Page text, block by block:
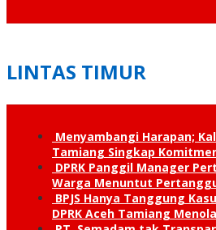
LINTAS TIMUR
Menyambangi Harapan;
Tamiang Singkap
DPRK Panggil Manager
Warga Menuntut
BPJS Hanya Tanggung
DPRK Aceh Tamiang